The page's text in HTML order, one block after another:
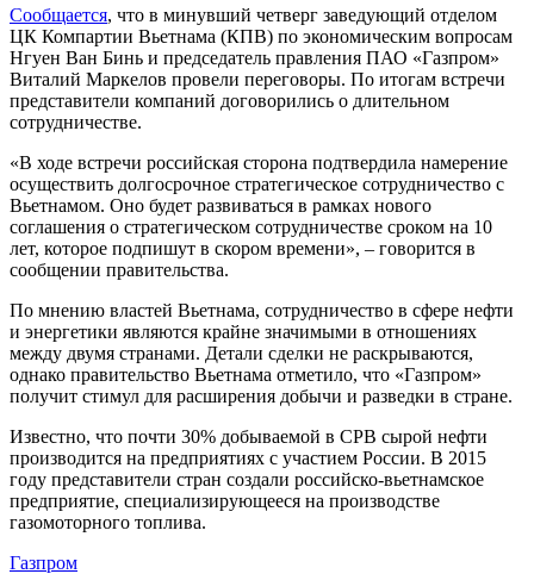
Сообщается, что в минувший четверг заведующий отделом
ЦК Компартии Вьетнама (КПВ) по экономическим вопросам
Нгуен Ван Бинь и председатель правления ПАО «Газпром»
Виталий Маркелов провели переговоры. По итогам встречи
представители компаний договорились о длительном
сотрудничестве.
«В ходе встречи российская сторона подтвердила намерение
осуществить долгосрочное стратегическое сотрудничество с
Вьетнамом. Оно будет развиваться в рамках нового
соглашения о стратегическом сотрудничестве сроком на 10
лет, которое подпишут в скором времени», – говорится в
сообщении правительства.
По мнению властей Вьетнама, сотрудничество в сфере нефти
и энергетики являются крайне значимыми в отношениях
между двумя странами. Детали сделки не раскрываются,
однако правительство Вьетнама отметило, что «Газпром»
получит стимул для расширения добычи и разведки в стране.
Известно, что почти 30% добываемой в СРВ сырой нефти
производится на предприятиях с участием России. В 2015
году представители стран создали российско-вьетнамское
предприятие, специализирующееся на производстве
газомоторного топлива.
Газпром